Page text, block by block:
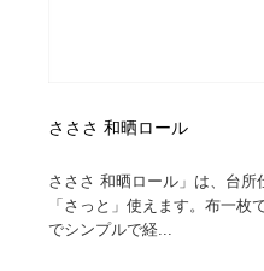
さささ 和晒ロール
さささ 和晒ロール」は、台
「さっと」使えます。布一枚
でシンプルで経...